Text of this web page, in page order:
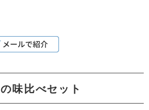
味比べセット